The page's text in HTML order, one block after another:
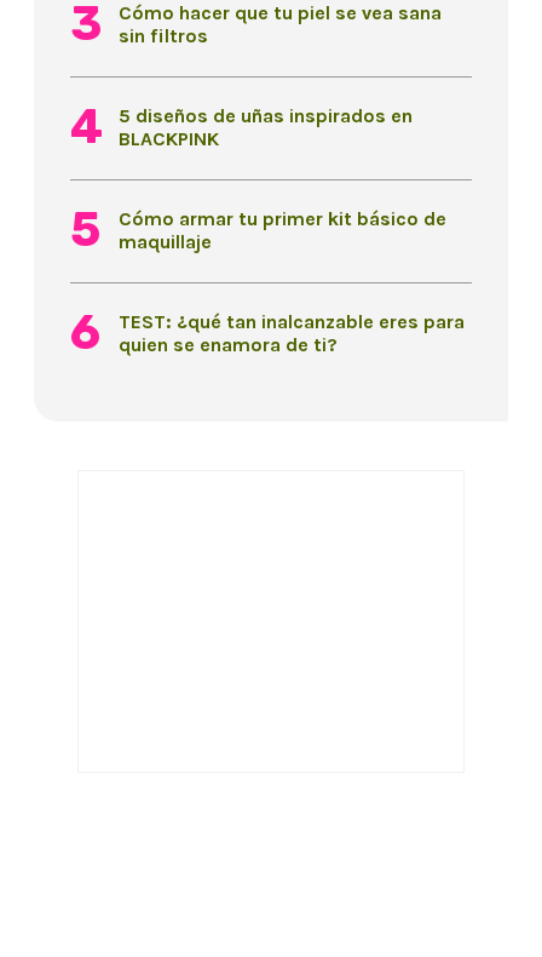
Cómo hacer que tu piel se vea sana
sin filtros
5 diseños de uñas inspirados en
BLACKPINK
Cómo armar tu primer kit básico de
maquillaje
TEST: ¿qué tan inalcanzable eres para
quien se enamora de ti?